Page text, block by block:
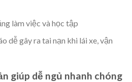
làm việc và học tập
dễ gây ra tai nạn khi lái xe, vận
giúp dễ ngủ nhanh chóng